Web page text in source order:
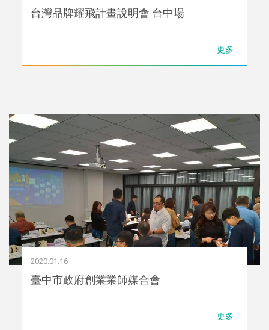
台灣品牌耀飛計畫說明會 台中場
更多
2020.01.16
臺中市政府創業業師媒合會
更多